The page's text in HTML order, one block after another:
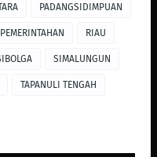
PADANGSIDIMPUAN
PEMERINTAHAN RIAU
SIMALUNGUN
TAPANULI TENGAH